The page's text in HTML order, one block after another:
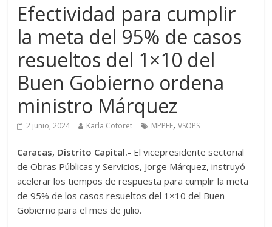
Efectividad para cumplir
la meta del 95% de casos
resueltos del 1×10 del
Buen Gobierno ordena
ministro Márquez
2 junio, 2024 Karla Cotoret MPPEE,VSOPS
Caracas, Distrito Capital.- El vicepresidente sectorial
de Obras Públicas y Servicios, Jorge Márquez, instruyó
acelerar los tiempos de respuesta para cumplir la meta
de 95% de los casos resueltos del 1×10 del Buen
Gobierno para el mes de julio.